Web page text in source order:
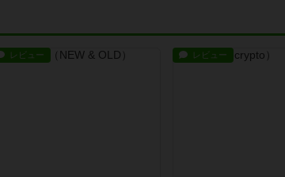
レビュー レビュー